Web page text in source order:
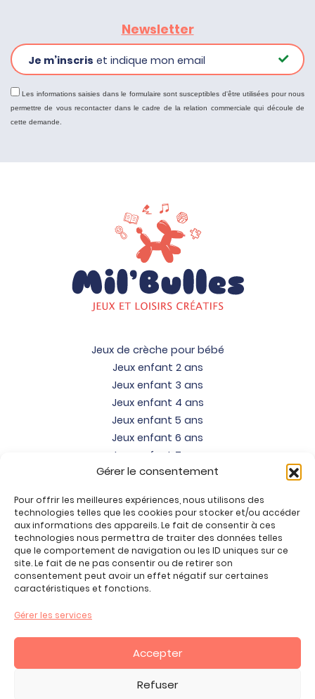
Gérer le consentement
Pour offrir les meilleures expériences, nous utilisons des
technologies telles que les cookies pour stocker et/ou accéder
aux informations des appareils. Le fait de consentir à ces
technologies nous permettra de traiter des données telles
que le comportement de navigation ou les ID uniques sur ce
site. Le fait de ne pas consentir ou de retirer son
consentement peut avoir un effet négatif sur certaines
caractéristiques et fonctions.
Gérer les services
Accepter
Refuser
Newsletter
Je m’inscris et indique mon email
Les informations saisies dans le formulaire sont susceptibles d'être utilisées pour nous
permettre de vous recontacter dans le cadre de la relation commerciale qui découle de
cette demande.
Jeux de crèche pour bébé
Jeux enfant 2 ans
Jeux enfant 3 ans
Jeux enfant 4 ans
Jeux enfant 5 ans
Jeux enfant 6 ans
Jeux enfant 7 ans
Jeux enfant 8 ans
Jeux enfant 10 ans
Jeux enfant 11 ans
Jeux enfant 12 ans
Tous nos produits
Promos jeux de loisirs créatifs
Mon compte
CGV